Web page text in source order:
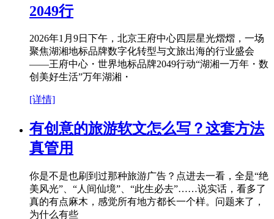
2049行
2026年1月9日下午，北京王府中心四层星光熠熠，一场
聚焦湖湘地标品牌数字化转型与文旅出海的行业盛会
——王府中心・世界地标品牌2049行动“湖湘一万年・数
创美好生活”万年湖湘・
[详情]
有创意的旅游软文怎么写？这套方法
真管用
你是不是也刷到过那种旅游广告？点进去一看，全是“绝
美风光”、“人间仙境”、“此生必去”……说实话，看多了
真的有点麻木，感觉所有地方都长一个样。问题来了，
为什么有些